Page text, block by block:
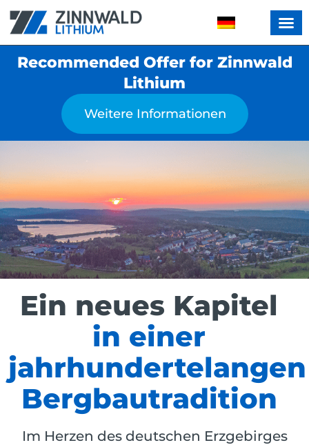
Recommended Offer for Zinnwald
Lithium
Weitere Informationen
Ein neues Kapitel
in einer
jahrhundertelangen
Bergbautradition
Im Herzen des deutschen Erzgebirges